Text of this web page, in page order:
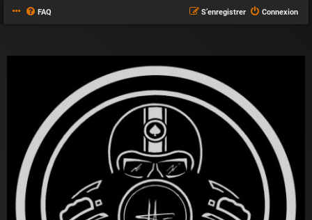
FAQ Connexion
S’enregistrer